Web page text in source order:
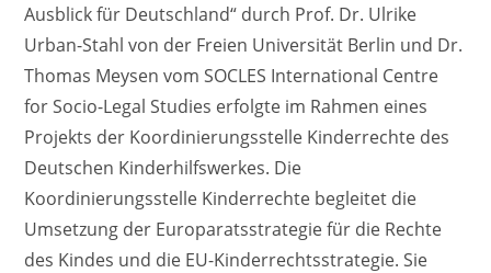
Ausblick für Deutschland“ durch Prof. Dr. Ulrike
Urban-Stahl von der Freien Universität Berlin und Dr.
Thomas Meysen vom SOCLES International Centre
for Socio-Legal Studies erfolgte im Rahmen eines
Projekts der Koordinierungsstelle Kinderrechte des
Deutschen Kinderhilfswerkes. Die
Koordinierungsstelle Kinderrechte begleitet die
Umsetzung der Europaratsstrategie für die Rechte
des Kindes und die EU-Kinderrechtsstrategie. Sie